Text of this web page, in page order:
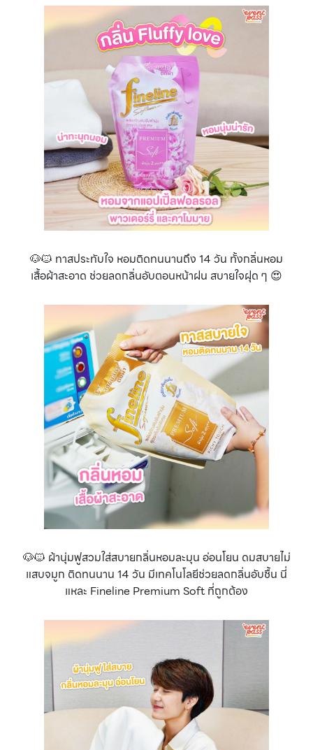
🐶🐱 ทาสประทับใจ หอมติดทนนานถึง 14 วัน ทั้งกลิ่นหอม
เสื้อผ้าสะอาด ช่วยลดกลิ่นอับตอนหน้าฝน สบายใจฝุด ๆ 😍
🐶🐱 ผ้านุ่มฟูสวมใส่สบายกลิ่นหอมละมุน อ่อนโยน ดมสบายไม่
แสบจมูก ติดทนนาน 14 วัน มีเทคโนโลยีช่วยลดกลิ่นอับชื้น นี่
แหละ Fineline Premium Soft ที่ถูกต้อง